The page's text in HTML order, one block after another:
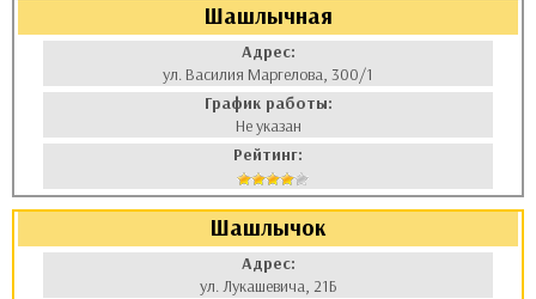
Шашлычная
Адрес:
ул. Василия Маргелова, 300/1
График работы:
Не указан
Рейтинг:
Шашлычок
Адрес:
ул. Лукашевича, 21Б